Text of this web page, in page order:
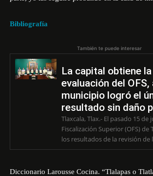
Bibliografía
También te puede interesar
La capital obtiene
evaluación del OFS,
municipio logró el
resultado sin daño
Tlaxcala, Tlax.- El pasado 15 de
Fiscalización Superior (OFS) de
los resultados de la revisión de
Diccionario Larousse Cocina. “Tlalapas o